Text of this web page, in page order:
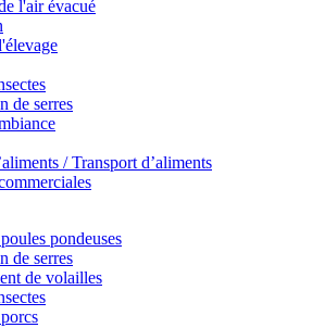
l'air évacué
de serres
/ Transport d’aliments
pondeuses
de serres
de volailles